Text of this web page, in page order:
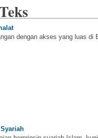
dengan akses yang luas di